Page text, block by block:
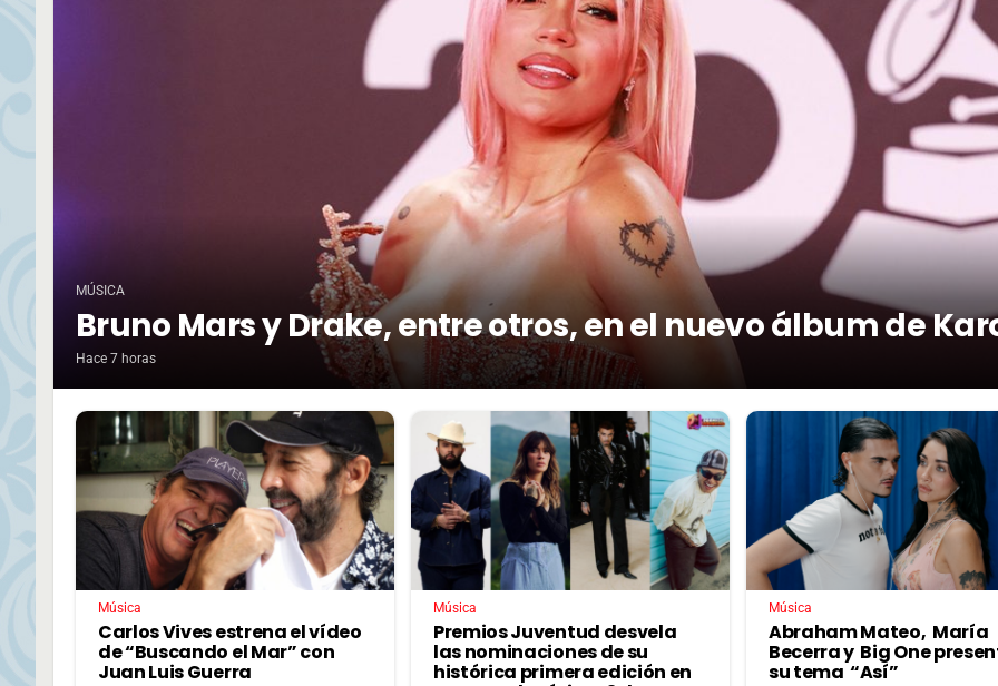
MÚSICA
Bruno Mars y Drake, entre otros, en el nuevo álbum de
Hace 7 horas
Música
Carlos Vives estrena el vídeo
de “Buscando el Mar” con
Juan Luis Guerra
Música
Premios Juventud desvela
las nominaciones de su
histórica primera edición en
Música
Abraham Mateo, María
Becerra y Big One
su tema “Así”